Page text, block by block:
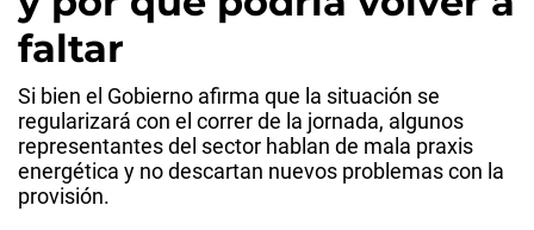
faltar
Si bien el Gobierno afirma que la situación se
regularizará con el correr de la jornada, algunos
representantes del sector hablan de mala praxis
energética y no descartan nuevos problemas con la
provisión.